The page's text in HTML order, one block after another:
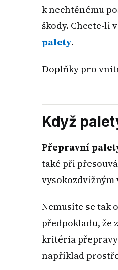
k nechtěnému
škody. Chcete-li
palety.
Doplňky pro
Když
Přepravní
také při
vysokozdvižným
Nemusíte se tak
předpokladu, že
kritéria přepravy
například